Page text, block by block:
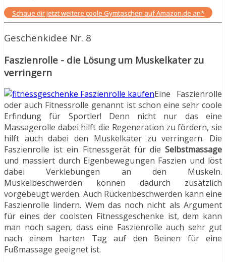
Schaue dir jetzt weitere coole Gymtaschen auf Amazon.de an*
Geschenkidee Nr. 8
Faszienrolle - die Lösung um Muskelkater zu
verringern
Eine Faszienrolle
oder auch Fitnessrolle genannt ist schon eine sehr coole
Erfindung für Sportler! Denn nicht nur das eine
Massagerolle dabei hilft die Regeneration zu fördern, sie
hilft auch dabei den Muskelkater zu verringern. Die
Faszienrolle ist ein Fitnessgerät für die Selbstmassage
und massiert durch Eigenbewegungen Faszien und löst
dabei Verklebungen an den Muskeln.
Muskelbeschwerden können dadurch zusätzlich
vorgebeugt werden. Auch Rückenbeschwerden kann eine
Faszienrolle lindern. Wem das noch nicht als Argument
für eines der coolsten Fitnessgeschenke ist, dem kann
man noch sagen, dass eine Faszienrolle auch sehr gut
nach einem harten Tag auf den Beinen für eine
Fußmassage geeignet ist.